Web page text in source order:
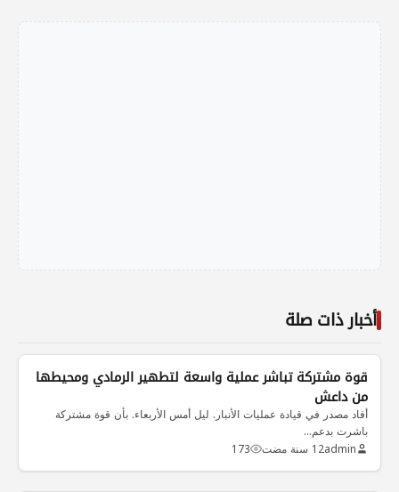
أخبار ذات صلة
قوة مشتركة تباشر عملية واسعة لتطهير الرمادي ومحيطها
من داعش
أفاد مصدر في قيادة عمليات الأنبار. ليل أمس الأربعاء. بأن قوة مشتركة
باشرت بدعم…
admin12 سنة مضت 173